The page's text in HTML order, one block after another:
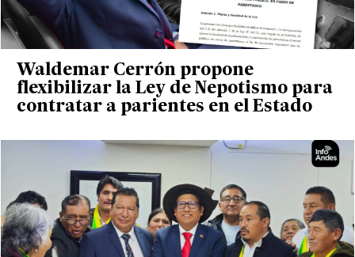
Waldemar Cerrón propone
flexibilizar la Ley de Nepotismo para
contratar a parientes en el Estado